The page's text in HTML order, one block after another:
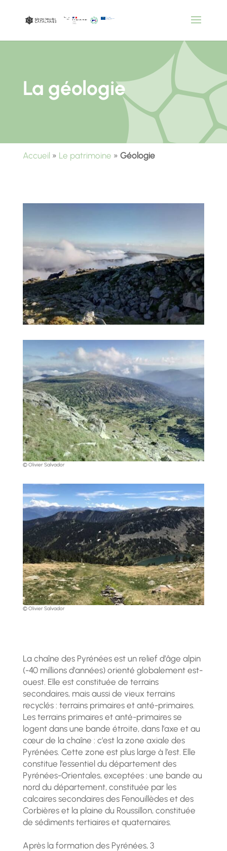
La géologie
Accueil » Le patrimoine » Géologie
© Olivier Salvador
© Olivier Salvador
La chaîne des Pyrénées est un relief d’âge alpin
(-40 millions d’années) orienté globalement est-
ouest. Elle est constituée de terrains
secondaires, mais aussi de vieux terrains
recyclés : terrains primaires et anté-primaires.
Les terrains primaires et anté-primaires se
logent dans une bande étroite, dans l’axe et au
cœur de la chaîne : c’est la zone axiale des
Pyrénées. Cette zone est plus large à l’est. Elle
constitue l’essentiel du département des
Pyrénées-Orientales, exceptées : une bande au
nord du département, constituée par les
calcaires secondaires des Fenouillèdes et des
Corbières et la plaine du Roussillon, constituée
de sédiments tertiaires et quaternaires.
Après la formation des Pyrénées, 3